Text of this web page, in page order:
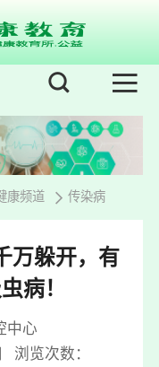
康频道 传染病
万躲开，有
病！
中心
浏览次数：